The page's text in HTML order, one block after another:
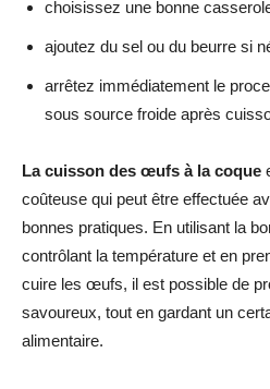
choisissez une bonne
ajoutez du sel ou du beurre si
arrêtez immédiatement le
sous source froide après
La cuisson des œufs à la coque
coûteuse qui peut être effectuée
bonnes pratiques. En utilisant la
contrôlant la température et en
cuire les œufs, il est possible de
savoureux, tout en gardant un
alimentaire.